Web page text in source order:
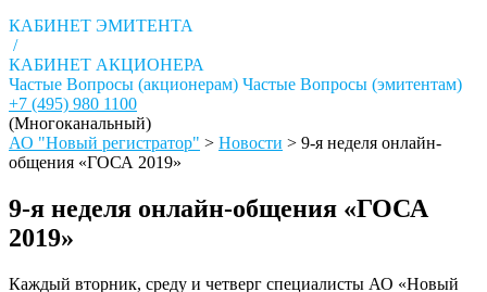
КАБИНЕТ ЭМИТЕНТА
/
КАБИНЕТ АКЦИОНЕРА
Частые Вопросы (акционерам) Частые Вопросы (эмитентам)
+7 (495) 980 1100
(Многоканальный)
АО "Новый регистратор" > Новости > 9-я неделя онлайн-
общения «ГОСА 2019»
9-я неделя онлайн-общения «ГОСА
2019»
Каждый вторник, среду и четверг специалисты АО «Новый